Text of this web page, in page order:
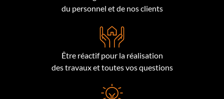
du personnel et de nos clients
Être réactif pour la réalisation
des travaux et toutes vos questions